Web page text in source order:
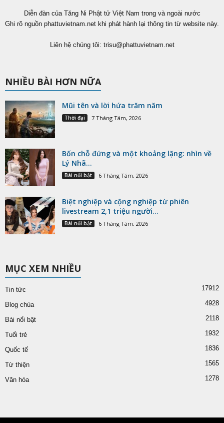
Diễn đàn của Tăng Ni Phật tử Việt Nam trong và ngoài nước
Ghi rõ nguồn phattuvietnam.net khi phát hành lại thông tin từ website này.
Liên hệ chúng tôi: trisu@phattuvietnam.net
NHIỀU BÀI HƠN NỮA
Mũi tên và lời hứa trăm năm
Thời đại 7 Tháng Tám, 2026
Bốn chỗ đứng và một khoảng lặng: nhìn về
Lý Nhã...
Bài nổi bật 6 Tháng Tám, 2026
Biệt nghiệp và cộng nghiệp từ phiên
livestream 2,1 triệu người...
Bài nổi bật 6 Tháng Tám, 2026
MỤC XEM NHIỀU
Tin tức 17912
Blog chùa 4928
Bài nổi bật 2118
Tuổi trẻ 1932
Quốc tế 1836
Từ thiện 1565
Văn hóa 1278